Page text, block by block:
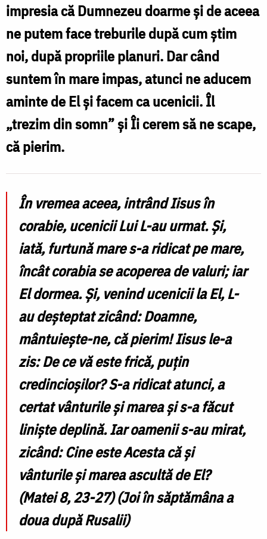
Foto:
Oana
Nechifor
impresia că Dumnezeu doarme și de aceea
ne putem face treburile după cum știm
noi, după propriile planuri. Dar când
suntem în mare impas, atunci ne aducem
aminte de El și facem ca ucenicii. Îl
„trezim din somn” și Îi cerem să ne scape,
că pierim.
În vremea aceea, intrând Iisus în
corabie, ucenicii Lui L-au urmat. Și,
iată, furtună mare s-a ridicat pe mare,
încât corabia se acoperea de valuri; iar
El dormea. Și, venind ucenicii la El, L-
au deșteptat zicând: Doamne,
mântuiește-ne, că pierim! Iisus le-a
zis: De ce vă este frică, puțin
credincioșilor? S-a ridicat atunci, a
certat vânturile și marea și s-a făcut
liniște deplină. Iar oamenii s-au mirat,
zicând: Cine este Acesta că și
vânturile și marea ascultă de El?
(Matei 8, 23-27)(Joi în săptămâna a
doua după Rusalii)